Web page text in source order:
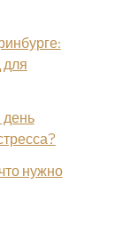
день
нужно